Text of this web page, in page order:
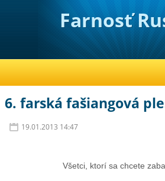
Farnosť
6. farská fašiangová
19.01.2013 14:47
Všetci, ktorí sa chcete